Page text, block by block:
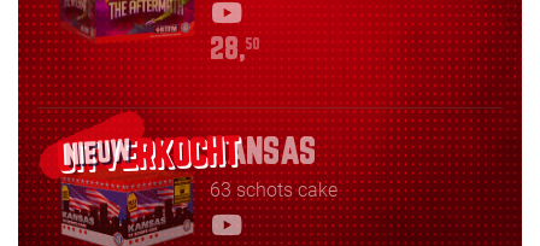
28,50
NIEUW KANSAS
63 schots cake